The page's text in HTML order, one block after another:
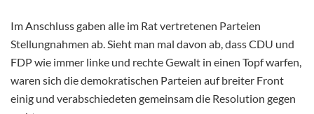
Im Anschluss gaben alle im Rat vertretenen Parteien
Stellungnahmen ab. Sieht man mal davon ab, dass CDU und
FDP wie immer linke und rechte Gewalt in einen Topf warfen,
waren sich die demokratischen Parteien auf breiter Front
einig und verabschiedeten gemeinsam die Resolution gegen